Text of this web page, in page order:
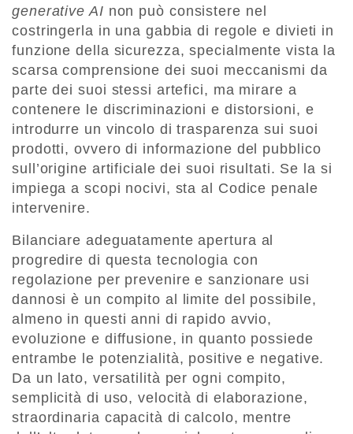
generative AI non può consistere nel
costringerla in una gabbia di regole e divieti in
funzione della sicurezza, specialmente vista la
scarsa comprensione dei suoi meccanismi da
parte dei suoi stessi artefici, ma mirare a
contenere le discriminazioni e distorsioni, e
introdurre un vincolo di trasparenza sui suoi
prodotti, ovvero di informazione del pubblico
sull’origine artificiale dei suoi risultati. Se la si
impiega a scopi nocivi, sta al Codice penale
intervenire.
Bilanciare adeguatamente apertura al
progredire di questa tecnologia con
regolazione per prevenire e sanzionare usi
dannosi è un compito al limite del possibile,
almeno in questi anni di rapido avvio,
evoluzione e diffusione, in quanto possiede
entrambe le potenzialità, positive e negative.
Da un lato, versatilità per ogni compito,
semplicità di uso, velocità di elaborazione,
straordinaria capacità di calcolo, mentre